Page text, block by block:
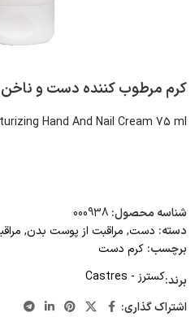
کرم مرطوب کننده دست و ناخن کسترز ۷۵
Hand And Nail Cream 75 ml
شناسه محصول: 000938
دسته: دست, مراقبت از پوست بدن,
برچسب: کرم دست
برند:کسترز - Castres
اشتراک گذاری: